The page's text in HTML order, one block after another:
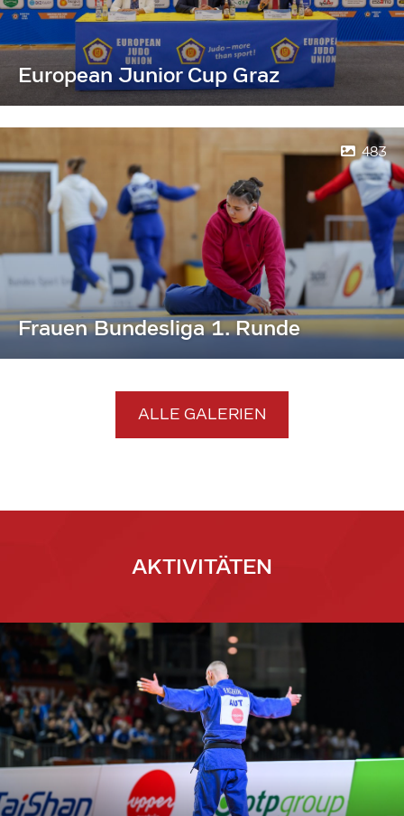
European Junior Cup Graz
483
Frauen Bundesliga 1. Runde
ALLE GALERIEN
AKTIVITÄTEN